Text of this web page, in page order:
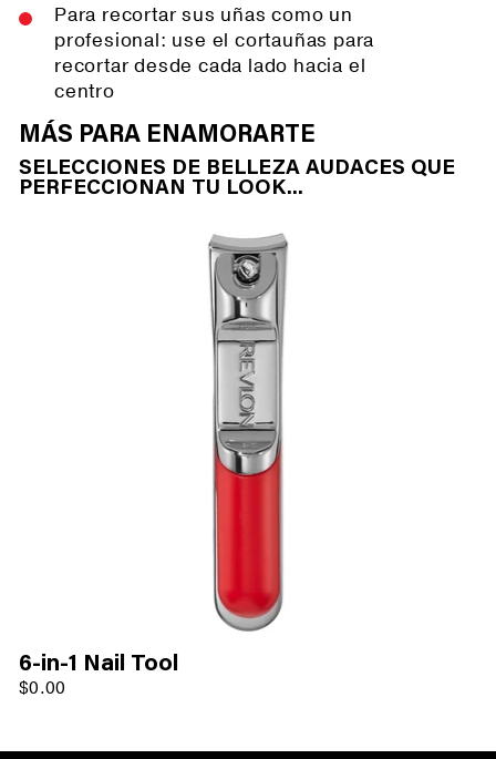
Para recortar sus uñas como un
profesional: use el cortauñas para
recortar desde cada lado hacia el
centro
MÁS PARA ENAMORARTE
SELECCIONES DE BELLEZA AUDACES QUE
PERFECCIONAN TU LOOK...
6-in-1 Nail Tool
$0.00